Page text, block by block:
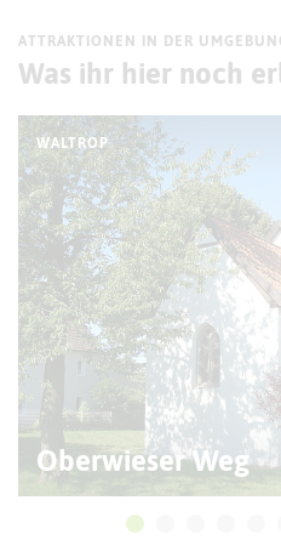
ATTRAKTIONEN IN DER
Was ihr hier noch
WALTROP
Oberwieser Weg